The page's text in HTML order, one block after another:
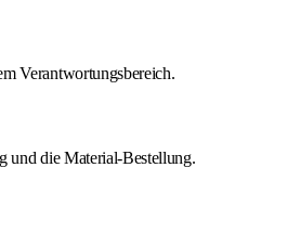
Verantwortungsbereich.
und die Material-Bestellung.